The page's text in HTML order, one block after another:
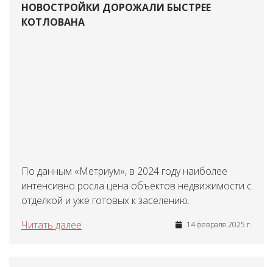
НОВОСТРОЙКИ ДОРОЖАЛИ БЫСТРЕЕ
КОТЛОВАНА
По данным «Метриум», в 2024 году наиболее
интенсивно росла цена объектов недвижимости с
отделкой и уже готовых к заселению.
Читать далее
14 февраля 2025 г.